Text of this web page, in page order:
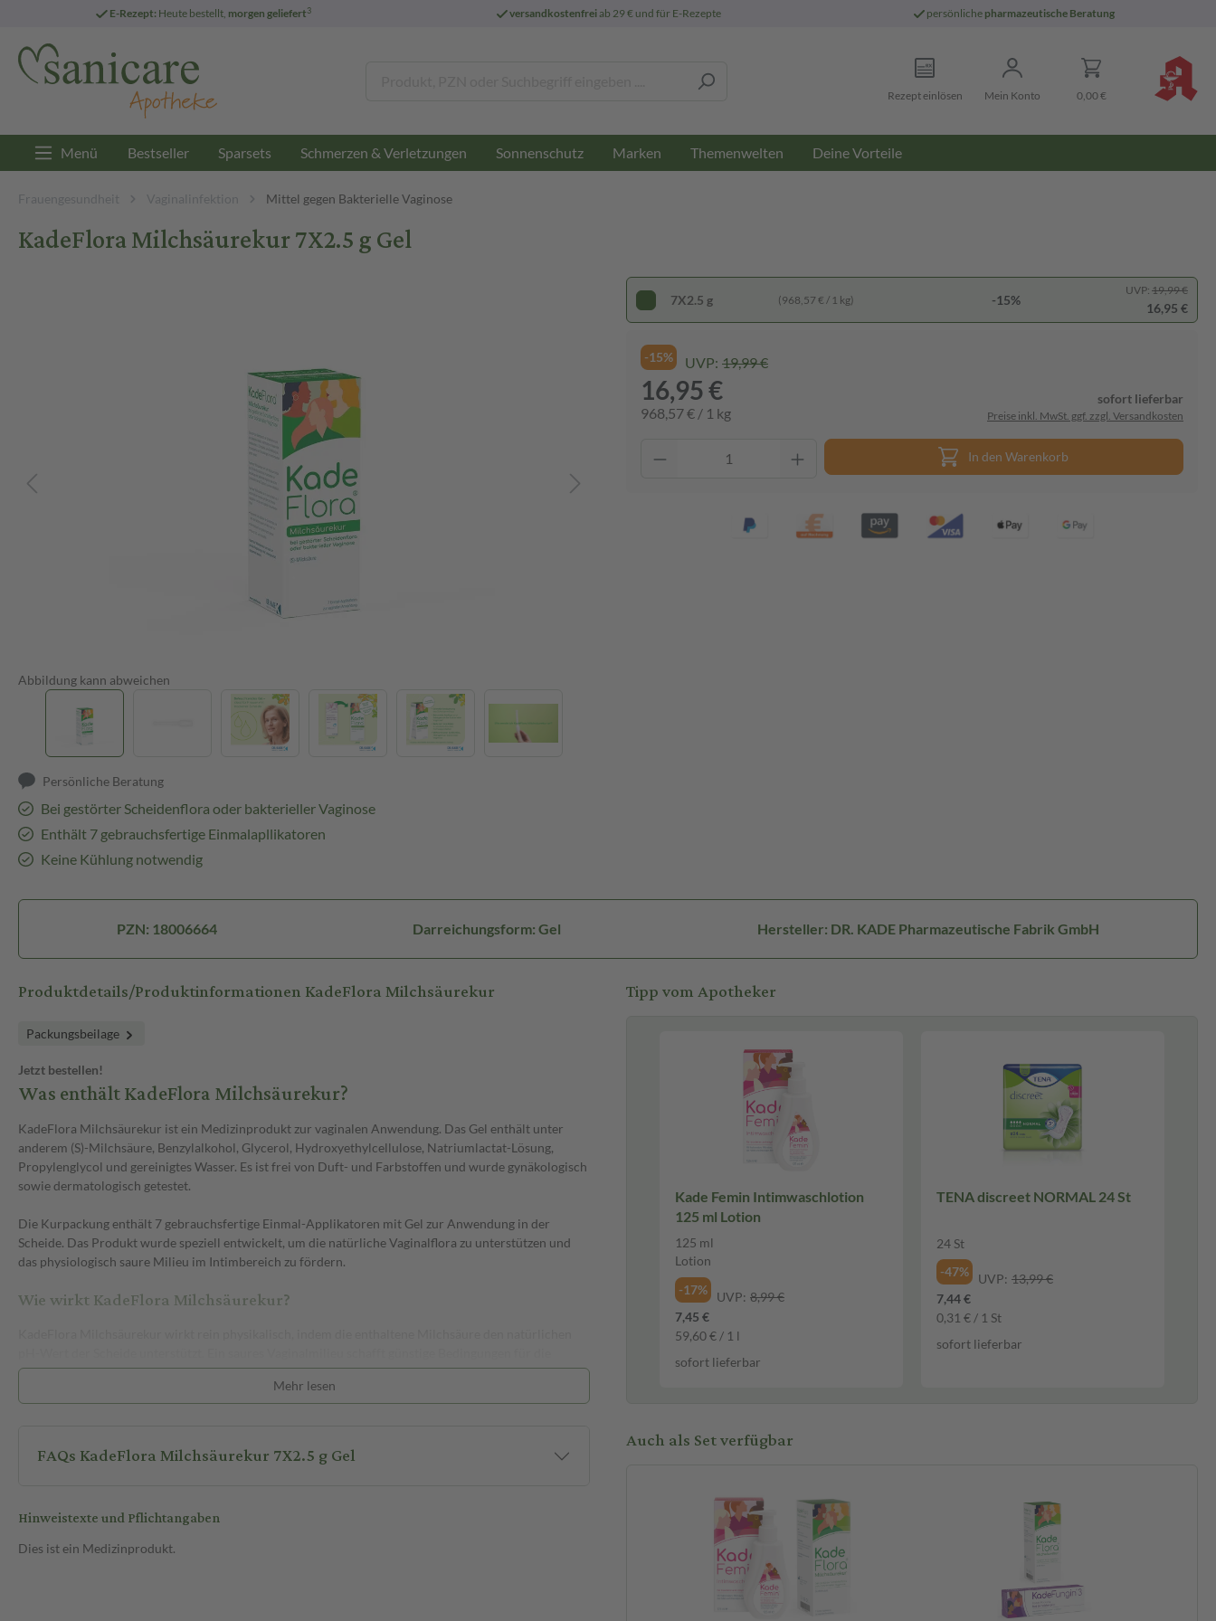
E-Rezept: Heute bestellt, morgen geliefert3 versandkostenfreiab 29 € und für E-Rezepte persönliche pharmazeutische Beratung
Rezept einlösen Mein Konto 0,00 €
Menü Bestseller Sparsets Schmerzen & Verletzungen Sonnenschutz Marken Themenwelten Deine Vorteile
Frauengesundheit Vaginalinfektion Mittel gegen Bakterielle Vaginose
KadeFlora Milchsäurekur 7X2.5 g Gel
Abbildung kann abweichen
Persönliche Beratung
Bei gestörter Scheidenflora oder bakterieller Vaginose
Enthält 7 gebrauchsfertige Einmalapllikatoren
Keine Kühlung notwendig
7X2.5 g (968,57 € / 1 kg) -15%
UVP: 19,99 €
16,95 €
-15% UVP: 19,99 €
16,95 €
968,57 € / 1 kg
sofort lieferbar
Preise inkl. MwSt. ggf. zzgl. Versandkosten
In den Warenkorb
PZN: 18006664 Darreichungsform: Gel Hersteller: DR. KADE Pharmazeutische Fabrik GmbH
Produktdetails/Produktinformationen KadeFlora Milchsäurekur
Packungsbeilage
Jetzt bestellen!
Was enthält KadeFlora Milchsäurekur?
KadeFlora Milchsäurekur ist ein Medizinprodukt zur vaginalen Anwendung. Das Gel enthält unter
anderem (S)-Milchsäure, Benzylalkohol, Glycerol, Hydroxyethylcellulose, Natriumlactat-Lösung,
Propylenglycol und gereinigtes Wasser. Es ist frei von Duft- und Farbstoffen und wurde gynäkologisch
sowie dermatologisch getestet.
Die Kurpackung enthält 7 gebrauchsfertige Einmal-Applikatoren mit Gel zur Anwendung in der
Scheide. Das Produkt wurde speziell entwickelt, um die natürliche Vaginalflora zu unterstützen und
das physiologisch saure Milieu im Intimbereich zu fördern.
Wie wirkt KadeFlora Milchsäurekur?
natürlichen Milchsäurebakterien und trägt dazu bei, die Vaginalflora zu stabilisieren und regenerieren.
Im sauren Millieu können sich Keime weniger vermehren und eindringen.
können gelindert werden. Zudem kann die regelmäßige Anwendung helfen, das Wiederauftreten von
bakterieller Vaginose oder Harnwegsinfektionen zu reduzieren. Das Gel besitzt zusätzlich
Wie wird KadeFlora Milchsäurekur angewendet?
Die Anwendung erfolgt vaginal mit einem Einmal-Applikator. Vor der Anwendung wird der Applikator
Mehr lesen
FAQs KadeFlora Milchsäurekur 7X2.5 g Gel
Hinweistexte und Pflichtangaben
Dies ist ein Medizinprodukt.
Tipp vom Apotheker
Kade Femin Intimwaschlotion
125 ml Lotion
125 ml
Lotion
-17%
UVP: 8,99 €
7,45 €
59,60 € / 1 l
sofort lieferbar
TENA discreet NORMAL 24 St
24 St
-47%
UVP: 13,99 €
7,44 €
0,31 € / 1 St
sofort lieferbar
Auch als Set verfügbar